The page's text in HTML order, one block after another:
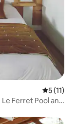
5 (11)
Ferret Pool and